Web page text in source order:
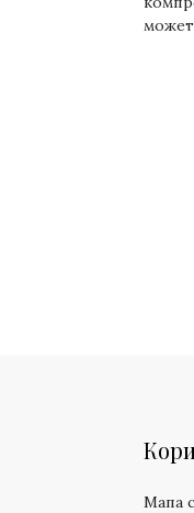
Мапа